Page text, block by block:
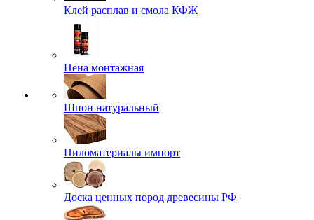
Клей расплав и смола КФЖ
Пена монтажная
Шпон натуральный
Пиломатериалы импорт
Доска ценных пород древесины РФ